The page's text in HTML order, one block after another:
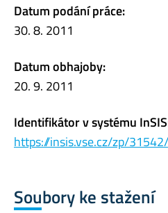
Datum podání práce:
30. 8. 2011
Datum obhajoby:
20. 9. 2011
Identifikátor v systému
https://insis.vse.cz/zp/
Soubory ke stažení